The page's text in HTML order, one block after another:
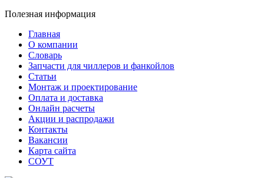
Полезная информация
Главная
О компании
Словарь
Запчасти для чиллеров и фанкойлов
Статьи
Монтаж и проектирование
Оплата и доставка
Онлайн расчеты
Акции и распродажи
Контакты
Вакансии
Карта сайта
СОУТ